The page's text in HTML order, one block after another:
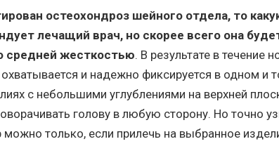
остеохондроз шейного отдела, то
лечащий врач, но скорее всего она
средней жесткостью. В результате в течение
и надежно фиксируется в одном и
с небольшими углублениями на верхней
голову в любую сторону. Но точно
только, если прилечь на выбранное